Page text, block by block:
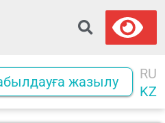
жазылу
RU
KZ